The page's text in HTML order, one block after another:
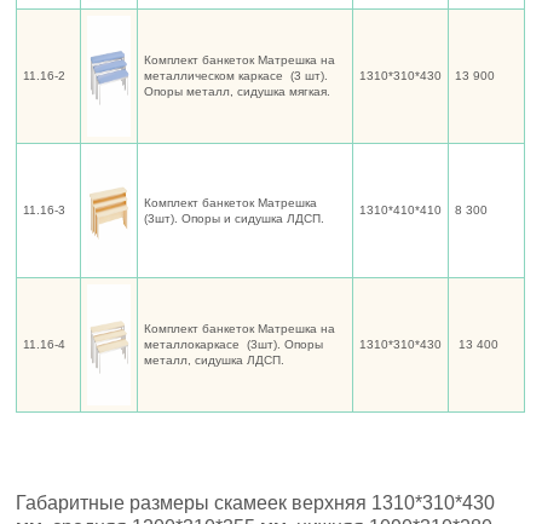
11.16-2
Комплект банкеток Матрешка на
металлическом каркасе (3 шт).
Опоры металл, сидушка мягкая.
1310*310*430 13 900
11.16-3
Комплект банкеток Матрешка
(3шт). Опоры и сидушка ЛДСП.
1310*410*410 8 300
11.16-4
Комплект банкеток Матрешка на
металлокаркасе (3шт). Опоры
металл, сидушка ЛДСП.
1310*310*430 13 400
Габаритные размеры скамеек верхняя 1310*310*430